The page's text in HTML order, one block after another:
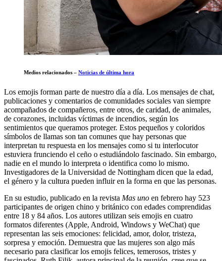
Medios relacionados – Noticias de última hora
Los emojis forman parte de nuestro día a día. Los mensajes de chat,
publicaciones y comentarios de comunidades sociales van siempre
acompañados de compañeros, entre otros, de caridad, de animales,
de corazones, incluidas víctimas de incendios, según los
sentimientos que queramos proteger. Estos pequeños y coloridos
símbolos de llamas son tan comunes que hay personas que
interpretan tu respuesta en los mensajes como si tu interlocutor
estuviera frunciendo el ceño o estudiándolo fascinado. Sin embargo,
nadie en el mundo lo interpreta o identifica como lo mismo.
Investigadores de la Universidad de Nottingham dicen que la edad,
el género y la cultura pueden influir en la forma en que las personas.
En su estudio, publicado en la revista Mas uno en febrero hay 523
participantes de origen chino y británico con edades comprendidas
entre 18 y 84 años. Los autores utilizan seis emojis en cuatro
formatos diferentes (Apple, Android, Windows y WeChat) que
representan las seis emociones: felicidad, amor, dolor, tristeza,
sorpresa y emoción. Demuestra que las mujeres son algo más
necesario para clasificar los emojis felices, temerosos, tristes y